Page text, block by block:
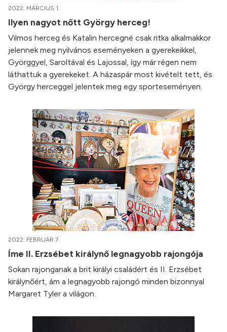
2022. MÁRCIUS 1.
Ilyen nagyot nőtt György herceg!
Vilmos herceg és Katalin hercegné csak ritka alkalmakkor
jelennek meg nyilvános eseményeken a gyerekeikkel,
Györggyel, Saroltával és Lajossal, így már régen nem
láthattuk a gyerekeket. A házaspár most kivételt tett, és
György herceggel jelentek meg egy sporteseményen.
2022. FEBRUÁR 7.
Íme II. Erzsébet királynő legnagyobb rajongója
Sokan rajonganak a brit királyi családért és II. Erzsébet
királynőért, ám a legnagyobb rajongó minden bizonnyal
Margaret Tyler a világon.